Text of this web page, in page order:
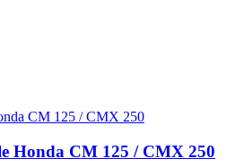
Honda CM 125 / CMX 250